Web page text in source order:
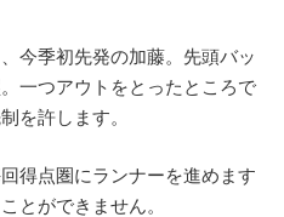
今季初先発の加藤。先頭バッ
一つアウトをとったところで
を許します。
得点圏にランナーを進めます
とができません。